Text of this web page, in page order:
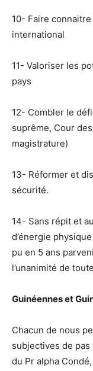
10- Faire
international
11- Valoriser les
pays
12- Combler le
suprême, Cour
magistrature)
13- Réformer et
sécurité.
14- Sans répit et
d’énergie
pu en 5 ans
l’unanimité de
Guinéennes et
Chacun de nous
subjectives de pas
du Pr alpha